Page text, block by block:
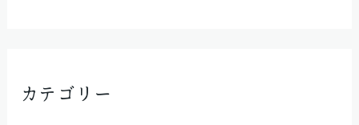
カテゴリー